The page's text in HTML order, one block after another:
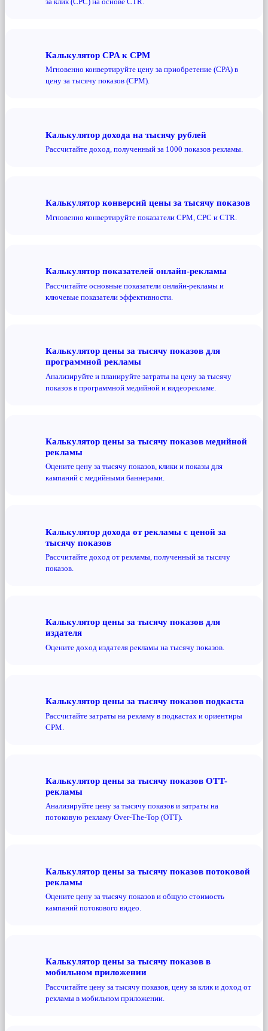
Калькулятор CPA к CPM
Мгновенно конвертируйте цену за приобретение (CPA) в
цену за тысячу показов (CPM).
Калькулятор дохода на тысячу рублей
Рассчитайте доход, полученный за 1000 показов рекламы.
Калькулятор конверсий цены за тысячу показов
Мгновенно конвертируйте показатели CPM, CPC и CTR.
Калькулятор показателей онлайн-рекламы
Рассчитайте основные показатели онлайн-рекламы и
ключевые показатели эффективности.
Калькулятор цены за тысячу показов для
программной рекламы
Анализируйте и планируйте затраты на цену за тысячу
показов в программной медийной и видеорекламе.
Калькулятор цены за тысячу показов медийной
рекламы
Оцените цену за тысячу показов, клики и показы для
кампаний с медийными баннерами.
Калькулятор дохода от рекламы с ценой за
тысячу показов
Рассчитайте доход от рекламы, полученный за тысячу
показов.
Калькулятор цены за тысячу показов для
издателя
Оцените доход издателя рекламы на тысячу показов.
Калькулятор цены за тысячу показов подкаста
Рассчитайте затраты на рекламу в подкастах и ​​ориентиры
CPM.
Калькулятор цены за тысячу показов OTT-
рекламы
Анализируйте цену за тысячу показов и затраты на
потоковую рекламу Over-The-Top (OTT).
Калькулятор цены за тысячу показов потоковой
рекламы
Оцените цену за тысячу показов и общую стоимость
кампаний потокового видео.
Калькулятор цены за тысячу показов в
мобильном приложении
Рассчитайте цену за тысячу показов, цену за клик и доход от
рекламы в мобильном приложении.